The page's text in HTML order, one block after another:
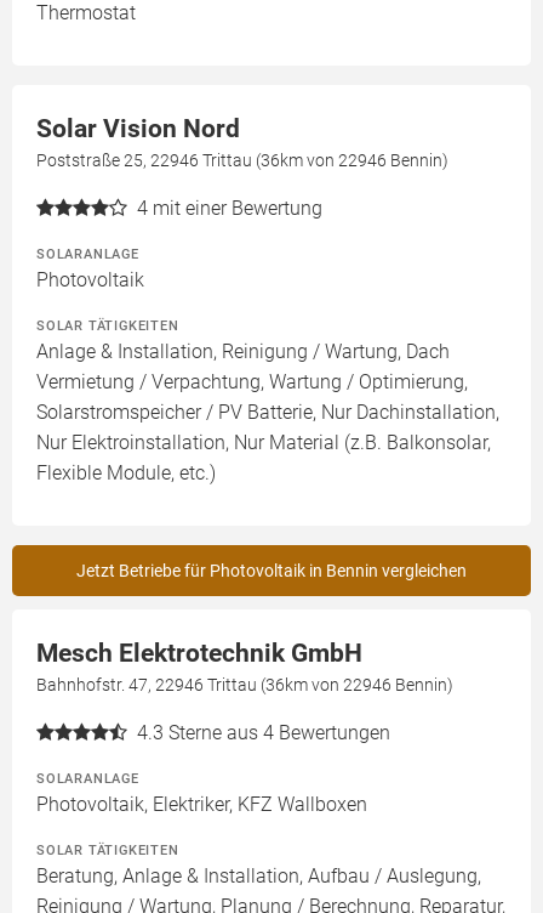
Thermostat
Solar Vision Nord
Poststraße 25, 22946 Trittau (36km von 22946 Bennin)
4 mit einer Bewertung
SOLARANLAGE
Photovoltaik
SOLAR TÄTIGKEITEN
Anlage & Installation, Reinigung / Wartung, Dach
Vermietung / Verpachtung, Wartung / Optimierung,
Solarstromspeicher / PV Batterie, Nur Dachinstallation,
Nur Elektroinstallation, Nur Material (z.B. Balkonsolar,
Flexible Module, etc.)
Jetzt Betriebe für Photovoltaik in Bennin vergleichen
Mesch Elektrotechnik GmbH
Bahnhofstr. 47, 22946 Trittau (36km von 22946 Bennin)
4.3 Sterne aus 4 Bewertungen
SOLARANLAGE
Photovoltaik, Elektriker, KFZ Wallboxen
SOLAR TÄTIGKEITEN
Beratung, Anlage & Installation, Aufbau / Auslegung,
Reinigung / Wartung, Planung / Berechnung, Reparatur,